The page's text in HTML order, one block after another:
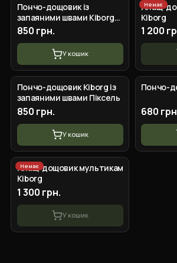
Пончо-дощовик із
запаяними швами Kiborg
Waterproof Мультикам
850 грн.
У кошик
Немає
Плащ-
Kiborg
1 200
Пончо-дощовик Kiborg із
запаяними швами Піксель
850 грн.
У кошик
Пончо-
680
Немає
Плащ-дощовик мультикам
Kiborg
1 300 грн.
У кошик